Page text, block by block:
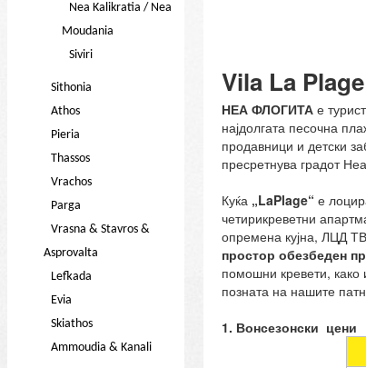
Nea Kalikratia / Nea
Moudania
Siviri
Sithonia
Athos
Pieria
Thassos
Vrachos
Parga
Vrasna & Stavros &
Asprovalta
Lefkada
Evia
Skiathos
Ammoudia & Kanali
Vila La Plage
НЕА ФЛОГИТАе
најдолгата песочна
продавници и детски
пресретнува градот
Куќа „LaPlage“ е
четирикреветни
опремена кујна, ЛЦД
простор обезбеден
помошни кревети, како
позната на нашите
1. Вонсезонски цени